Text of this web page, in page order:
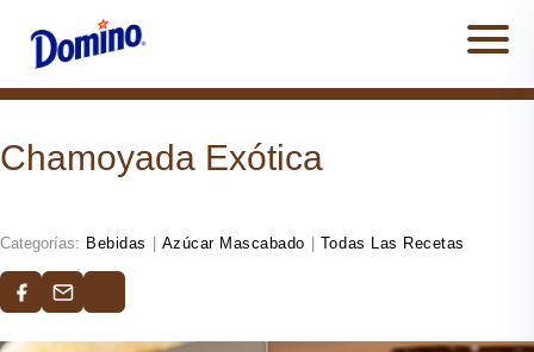
Chamoyada Exótica
Categorías: Bebidas Azúcar Mascabado Todas Las Recetas